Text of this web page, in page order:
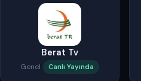
Berat Tv
Genel Canlı Yayında